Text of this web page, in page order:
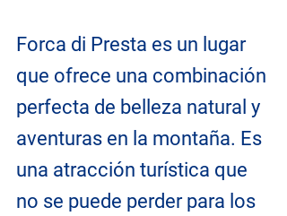
Forca di Presta es un lugar
que ofrece una combinación
perfecta de belleza natural y
aventuras en la montaña. Es
una atracción turística que
no se puede perder para los